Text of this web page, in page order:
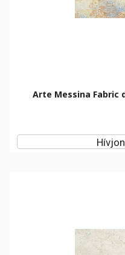
Arte Messina Fabric